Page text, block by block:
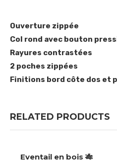
Ouverture zippée
Col rond avec bouton
Rayures contrastées
2 poches zippées
Finitions bord côte dos et
RELATED PRODUCTS
Eventail en bois 🎋